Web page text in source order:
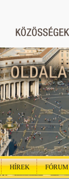
HÍREK FÓRUM